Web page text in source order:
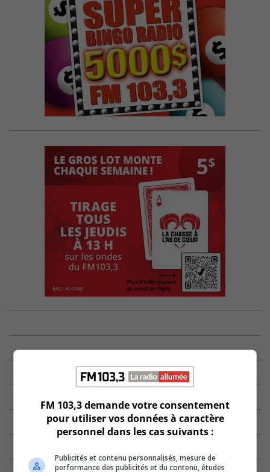
FM 103,3 demande votre consentement
pour utiliser vos données à caractère
personnel dans les cas suivants :
Publicités et contenu personnalisés, mesure de
performance des publicités et du contenu, études